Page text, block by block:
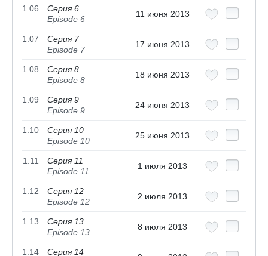
1.06
Серия 6
Episode 6
11 июня 2013
1.07
Серия 7
Episode 7
17 июня 2013
1.08
Серия 8
Episode 8
18 июня 2013
1.09
Серия 9
Episode 9
24 июня 2013
1.10
Серия 10
Episode 10
25 июня 2013
1.11
Серия 11
Episode 11
1 июля 2013
1.12
Серия 12
Episode 12
2 июля 2013
1.13
Серия 13
Episode 13
8 июля 2013
1.14
Серия 14